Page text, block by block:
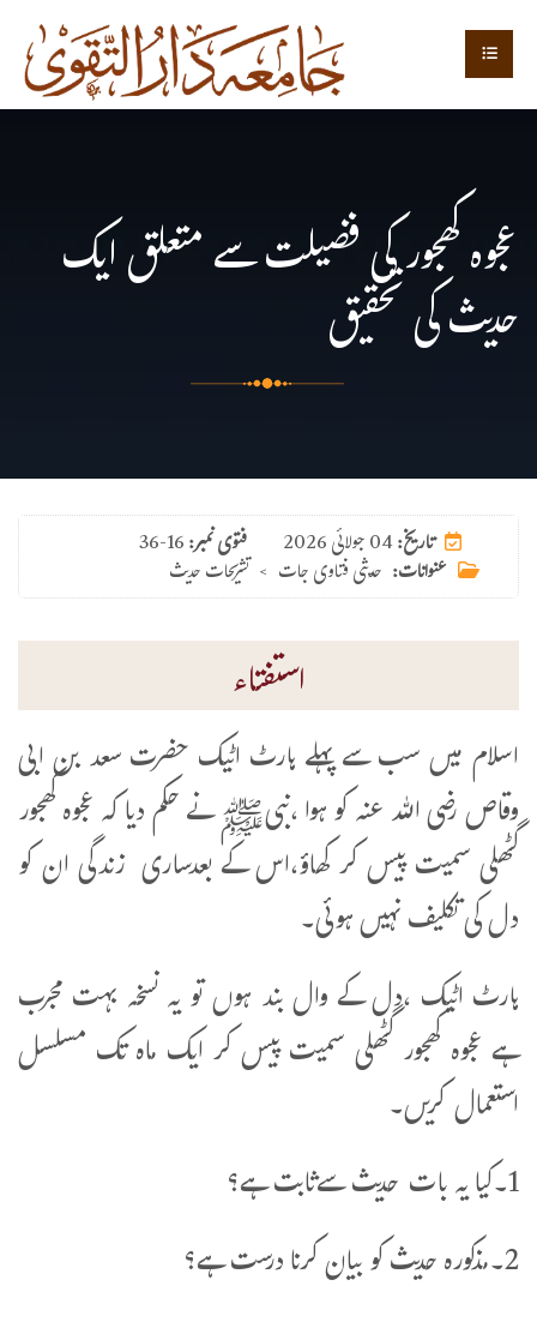
عجوہ کھجور کی فضیلت سے متعلق ایک
حدیث کی تحقیق
فتوی نمبر:36-16 تاریخ:04 جولائی 2026
عنوانات: حدیثی فتاوی جات > تشریحات حدیث
استفتاء
اسلام میں سب سے پہلے ہارٹ اٹیک حضرت سعد بن ابی
وقاص رضی اللہ عنہ کو ہوا ،نبیﷺ نے حکم دیا کہ عجوہ کھجور
گٹھلی سمیت پیس کر کھاؤ،اس کے بعدساری زندگی ان کو
دل کی تکلیف نہیں ہوئی۔
ہارٹ اٹیک ،دل کے وال بند ہوں تو یہ نسخہ بہت مجرب
ہے عجوہ کھجور گٹھلی سمیت پیس کر ایک ماہ تک مسلسل
استعمال کریں۔
1۔کیا یہ بات حدیث سےثابت ہے؟
2۔مذکورہ حدیث کو بیان کرنا درست ہے؟